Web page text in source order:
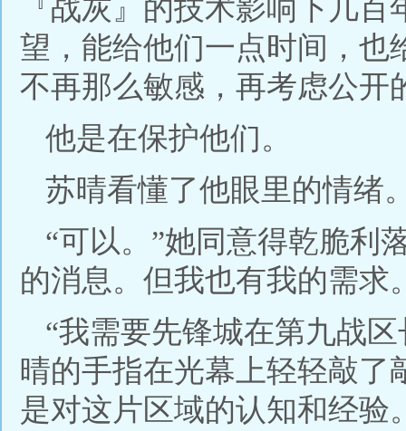
『战灰』的技术影响下几
望，能给他们一点时间，也
不再那么敏感，再考虑公开
他是在保护他们。
苏晴看懂了他眼里的情绪
“可以。”她同意得乾脆利
的消息。但我也有我的需求
“我需要先锋城在第九战
晴的手指在光幕上轻轻敲了
是对这片区域的认知和经验